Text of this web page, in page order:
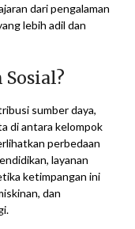
dari pengalaman
lebih adil dan
sumber daya,
di antara kelompok
perbedaan
layanan
ketimpangan ini
dan